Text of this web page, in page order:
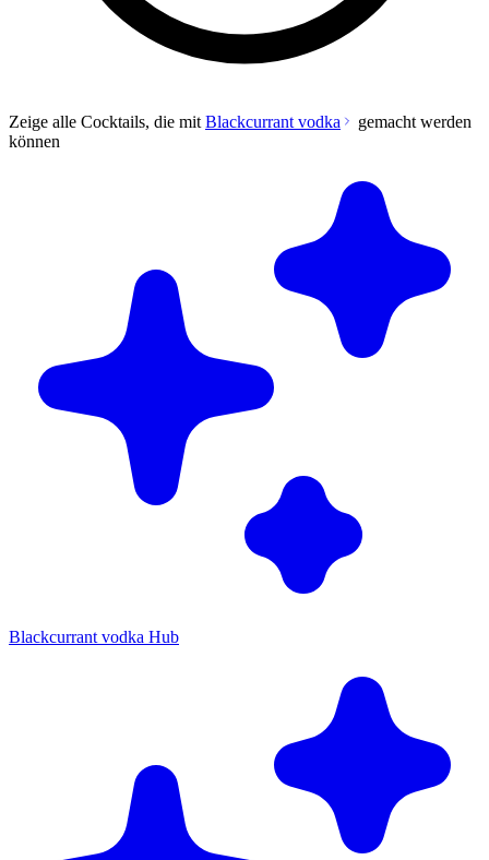
Zeige alle Cocktails, die mit Blackcurrant vodka
gemacht werden
können
Blackcurrant vodka Hub